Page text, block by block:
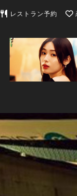
東京カレンダー | 最新
レストラン予約